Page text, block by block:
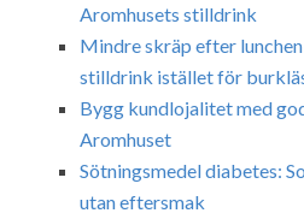
Aromhusets stilldrink
Mindre skräp efter
stilldrink istället för
Bygg kundlojalitet med
Aromhuset
Sötningsmedel diabetes:
utan eftersmak